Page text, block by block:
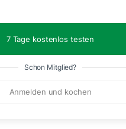
7 Tage kostenlos testen
Schon Mitglied?
Anmelden und kochen
super lecker aber beim
geschmeckt aber
raus gelassen und fand es